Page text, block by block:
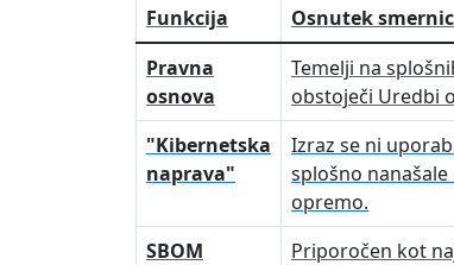
Funkcija Osnutek
Pravna
osnova
Temelji na
obstoječi Uredbi
"Kibernetska
naprava"
Izraz se ni
splošno
opremo.
SBOM
Priporočen kot